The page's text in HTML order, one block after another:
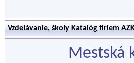
Vzdelávanie, školy Katalóg firiem
Mestská